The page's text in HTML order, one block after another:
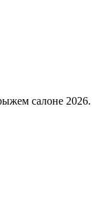
салоне 2026.